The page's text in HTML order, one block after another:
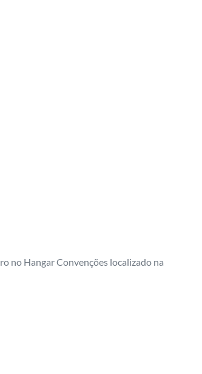
no Hangar Convenções localizado na